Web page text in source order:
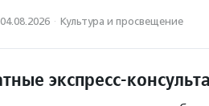
04.08.2026 · Культура и просвещение
экспресс-